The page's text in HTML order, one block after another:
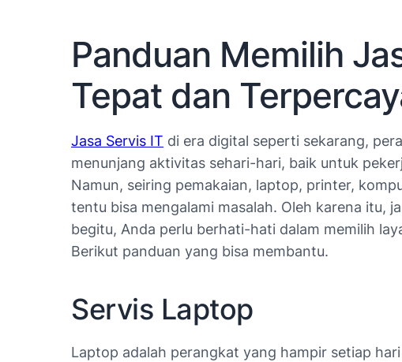
Panduan Memilih
Tepat dan
Jasa Servis IT di era digital seperti sekarang,
menunjang aktivitas sehari-hari, baik untuk
Namun, seiring pemakaian, laptop, printer,
tentu bisa mengalami masalah. Oleh karena itu,
begitu, Anda perlu berhati-hati dalam memilih
Berikut panduan yang bisa membantu.
Servis Laptop
Laptop adalah perangkat yang hampir setiap